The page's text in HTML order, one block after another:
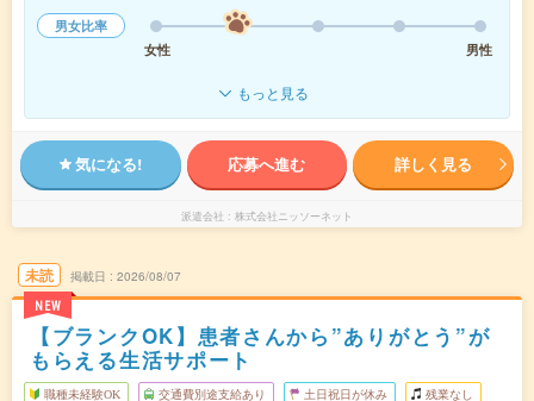
男女比率
女性
男性
もっと見る
気になる! 応募へ進む 詳しく見る
派遣会社 株式会社ニッソーネット
未読
NEW
掲載日 2026/08/07
【ブランクOK】患者さんから”ありがとう”が
もらえる生活サポート
職種未経験OK 交通費別途支給あり 土日祝日が休み 残業なし